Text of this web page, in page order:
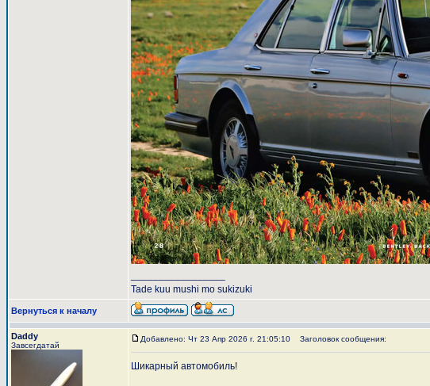
Tade kuu mushi mo sukizuki
Вернуться к началу
Daddy
Завсегдатай
Добавлено: Чт 23 Апр 2026 г. 21:05:10 Заголовок сообщения:
Шикарный автомобиль!